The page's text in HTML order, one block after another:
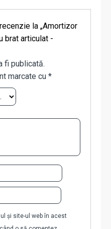
la „Amortizor
brat articulat -
fi publicată.
marcate cu *
și site-ul web în acest